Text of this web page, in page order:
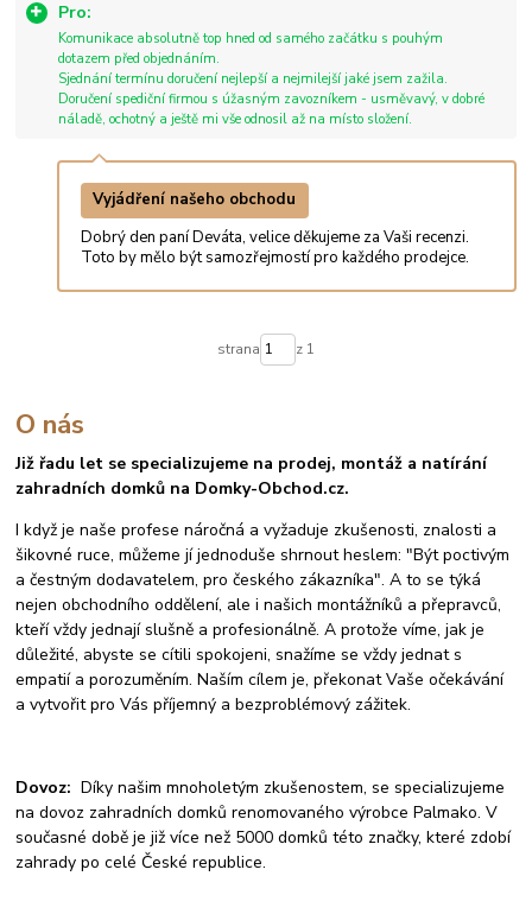
Pro:
Komunikace absolutně top hned od samého začátku s pouhým
dotazem před objednáním.
Sjednání termínu doručení nejlepší a nejmilejší jaké jsem zažila.
Doručení spediční firmou s úžasným zavozníkem - usměvavý, v dobré
náladě, ochotný a ještě mi vše odnosil až na místo složení.
Vyjádření našeho obchodu
Dobrý den paní Deváta, velice děkujeme za Vaši recenzi.
Toto by mělo být samozřejmostí pro každého prodejce.
strana z 1
O nás
Již řadu let se specializujeme na prodej, montáž a natírání
zahradních domků na Domky-Obchod.cz.
I když je naše profese náročná a vyžaduje zkušenosti, znalosti a
šikovné ruce, můžeme jí jednoduše shrnout heslem: "Být poctivým
a čestným dodavatelem, pro českého zákazníka". A to se týká
nejen obchodního oddělení, ale i našich montážníků a přepravců,
kteří vždy jednají slušně a profesionálně. A protože víme, jak je
důležité, abyste se cítili spokojeni, snažíme se vždy jednat s
empatií a porozuměním. Naším cílem je, překonat Vaše očekávání
a vytvořit pro Vás příjemný a bezproblémový zážitek.
Dovoz:Díky našim mnoholetým zkušenostem, se specializujeme
na dovoz zahradních domků renomovaného výrobce Palmako. V
současné době je již více než 5000 domků této značky, které zdobí
zahrady po celé České republice.